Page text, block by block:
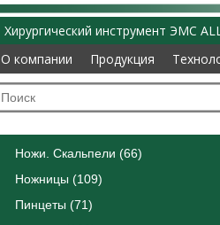
Хирургический инструмент ЭМС
О компании
Продукция
О компании
Продукция
Ножи. Скальпели (66)
Ножницы (109)
Пинцеты (71)